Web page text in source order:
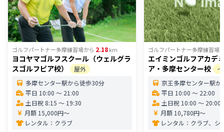
ゴルフパートナー多摩練習場から 2.18km
ヨコヤマゴルフスクール（ウェルグラ
スゴルフピア校）
屋外
多摩センター駅から徒歩30分
平日 10:00 〜 21:00
土日祝 8:15 〜 19:30
月額 15,000円〜
レンタル： クラブ
ゴルフパートナー多摩練習場
エイミンゴルフアカデ
ア・多摩センター校
京王多摩センター駅か
平日 10:00 〜 22:00
土日祝 10:00 〜 20:00
月額 10,780円〜
レンタル： クラブ、シ